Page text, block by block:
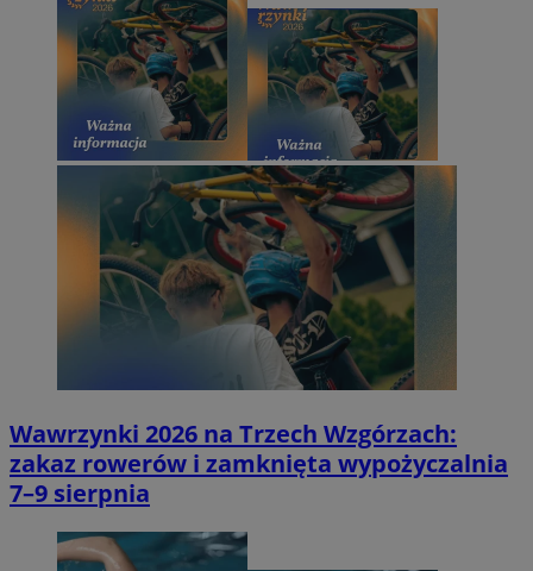
Wawrzynki 2026 na Trzech Wzgórzach:
zakaz rowerów i zamknięta wypożyczalnia
7–9 sierpnia